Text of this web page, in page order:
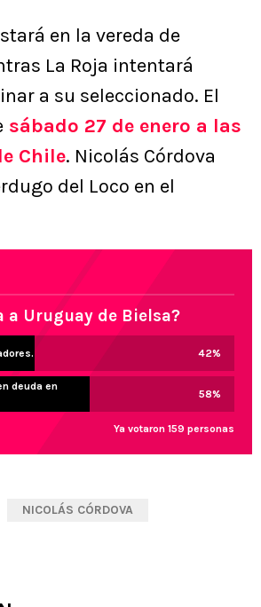
en la vereda de
La Roja intentará
a su seleccionado. El
sábado 27 de enero a las
Chile. Nicolás Córdova
del Loco en el
a Uruguay de Bielsa?
42%
deuda en
58%
Ya votaron 159 personas
NICOLÁS CÓRDOVA